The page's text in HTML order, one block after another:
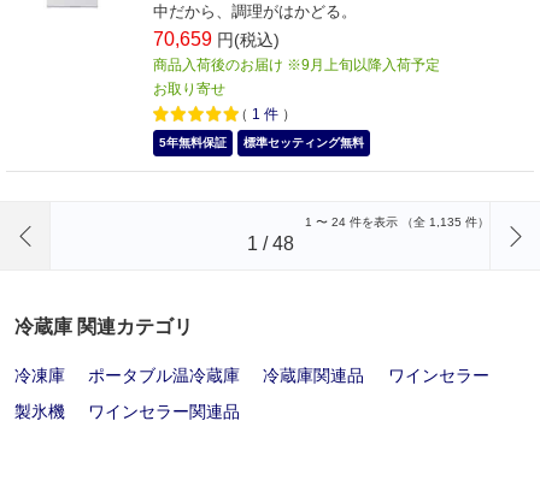
中だから、調理がはかどる。
70,659 円(税込)
商品入荷後のお届け ※9月上旬以降入荷予定
お取り寄せ
（ 1 件 ）
5年無料保証 標準セッティング無料
1 〜 24 件を表示 （全 1,135 件）
1 /48
冷蔵庫 関連カテゴリ
冷凍庫 ポータブル温冷蔵庫 冷蔵庫関連品
ワインセラー
製氷機
ワインセラー関連品